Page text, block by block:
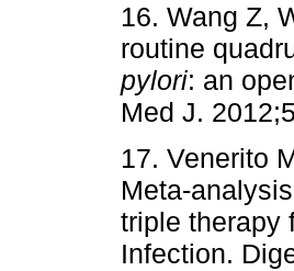
16. Wang Z,
routine
pylori: an
Med J.
17. Venerito
Meta-
triple therapy
Infection.